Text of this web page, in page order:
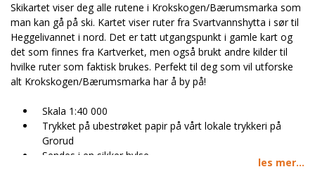
Skikartet viser deg alle rutene i Krokskogen/Bærumsmarka som
man kan gå på ski. Kartet viser ruter fra Svartvannshytta i sør til
Heggelivannet i nord. Det er tatt utgangspunkt i gamle kart og
det som finnes fra Kartverket, men også brukt andre kilder til
hvilke ruter som faktisk brukes. Perfekt til deg som vil utforske
alt Krokskogen/Bærumsmarka har å by på!
Skala 1:40 000
Trykket på ubestrøket papir på vårt lokale trykkeri på
Grorud
Sendes i en sikker hylse
les mer...